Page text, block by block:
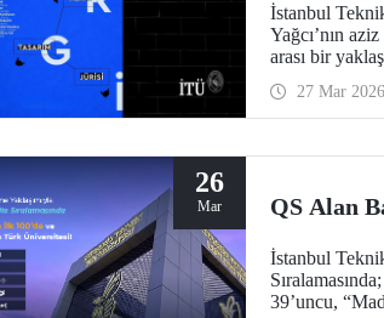
İstanbul
Yağcı’nın
arası bir
27 Mar 2026
26
Mar QS Alan
İstanbul
39’uncu,